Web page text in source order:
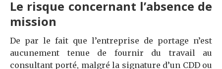
Le risque concernant l’absence de
mission
De par le fait que l’entreprise de portage n’est
aucunement tenue de fournir du travail au
consultant porté, malgré la signature d’un CDD ou